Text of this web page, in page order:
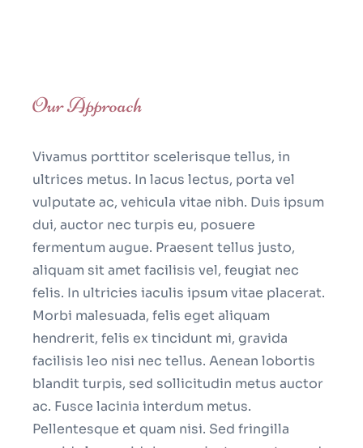
Our Approach
Vivamus porttitor scelerisque tellus, in
ultrices metus. In lacus lectus, porta vel
vulputate ac, vehicula vitae nibh. Duis ipsum
dui, auctor nec turpis eu, posuere
fermentum augue. Praesent tellus justo,
aliquam sit amet facilisis vel, feugiat nec
felis. In ultricies iaculis ipsum vitae placerat.
Morbi malesuada, felis eget aliquam
hendrerit, felis ex tincidunt mi, gravida
facilisis leo nisi nec tellus. Aenean lobortis
blandit turpis, sed sollicitudin metus auctor
ac. Fusce lacinia interdum metus.
Pellentesque et quam nisi. Sed fringilla